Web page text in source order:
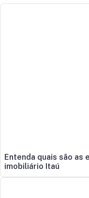
Entenda quais são as
imobiliário Itaú